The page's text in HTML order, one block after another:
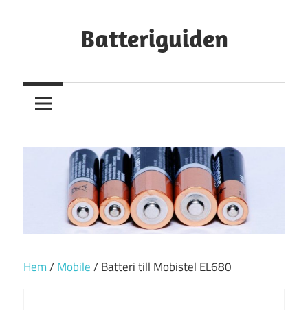
Batteriguiden
Hem/Mobile/ Batteri till Mobistel EL680